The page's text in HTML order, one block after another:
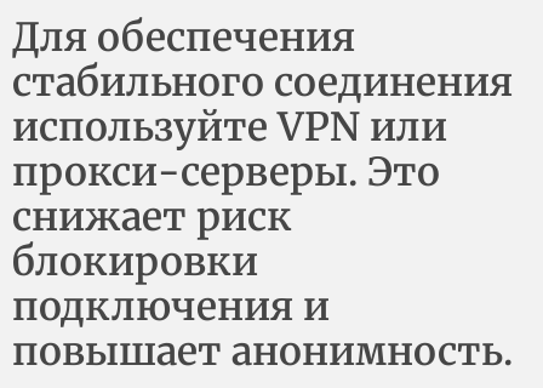
Для обеспечения
стабильного соединения
используйте VPN или
прокси-серверы. Это
снижает риск
блокировки
подключения и
повышает анонимность.